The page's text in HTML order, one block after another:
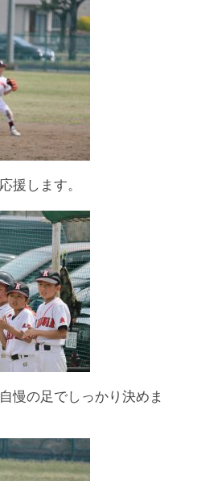
援します。
慢の足でしっかり決めま